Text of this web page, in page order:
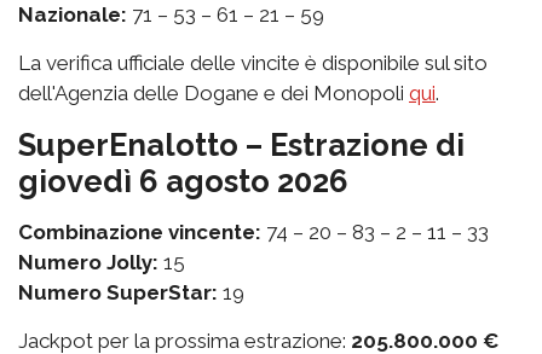
Nazionale: 71 – 53 – 61 – 21 – 59
La verifica ufficiale delle vincite è disponibile sul sito
dell'Agenzia delle Dogane e dei Monopoli qui.
SuperEnalotto – Estrazione di
giovedì 6 agosto 2026
Combinazione vincente: 74 – 20 – 83 – 2 – 11 – 33
Numero Jolly: 15
Numero SuperStar: 19
Jackpot per la prossima estrazione: 205.800.000 €